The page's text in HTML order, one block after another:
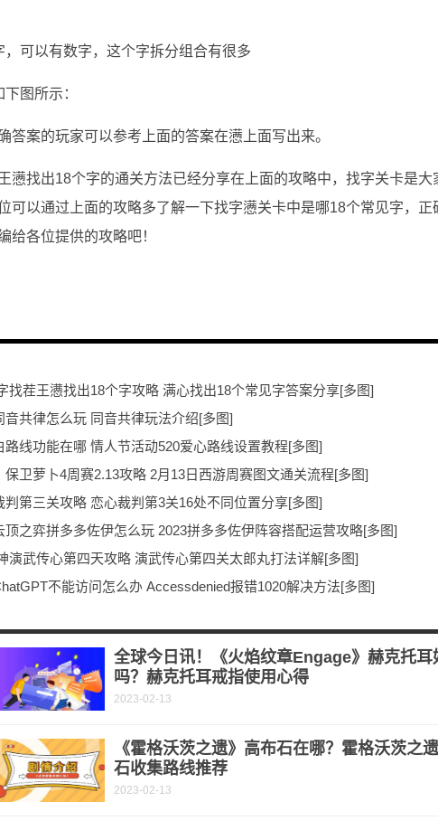
，可以有数字，这个字拆分组合有很多
图所示：
答案的玩家可以参考上面的答案在懑上面写出来。
懑找出18个字的通关方法已经分享在上面的攻略中，找字关卡是大
可以通过上面的攻略多了解一下找字懑关卡中是哪18个常见字，正
给各位提供的攻略吧！
找茬王懑找出18个字攻略 满心找出18个常见字答案分享[多图]
音共律怎么玩 同音共律玩法介绍[多图]
路线功能在哪 情人节活动520爱心路线设置教程[多图]
保卫萝卜4周赛2.13攻略 2月13日西游周赛图文通关流程[多图]
判第三关攻略 恋心裁判第3关16处不同位置分享[多图]
顶之弈拼多多佐伊怎么玩 2023拼多多佐伊阵容搭配运营攻略[多图]
演武传心第四天攻略 演武传心第四关太郎丸打法详解[多图]
不能访问怎么办 Accessdenied报错1020解决方法[多图]
全球今日讯！《火焰纹章Engage》赫克托耳
吗？赫克托耳戒指使用心得
2023-02-13
《霍格沃茨之遗》高布石在哪？霍格沃茨之
石收集路线推荐
2023-02-13